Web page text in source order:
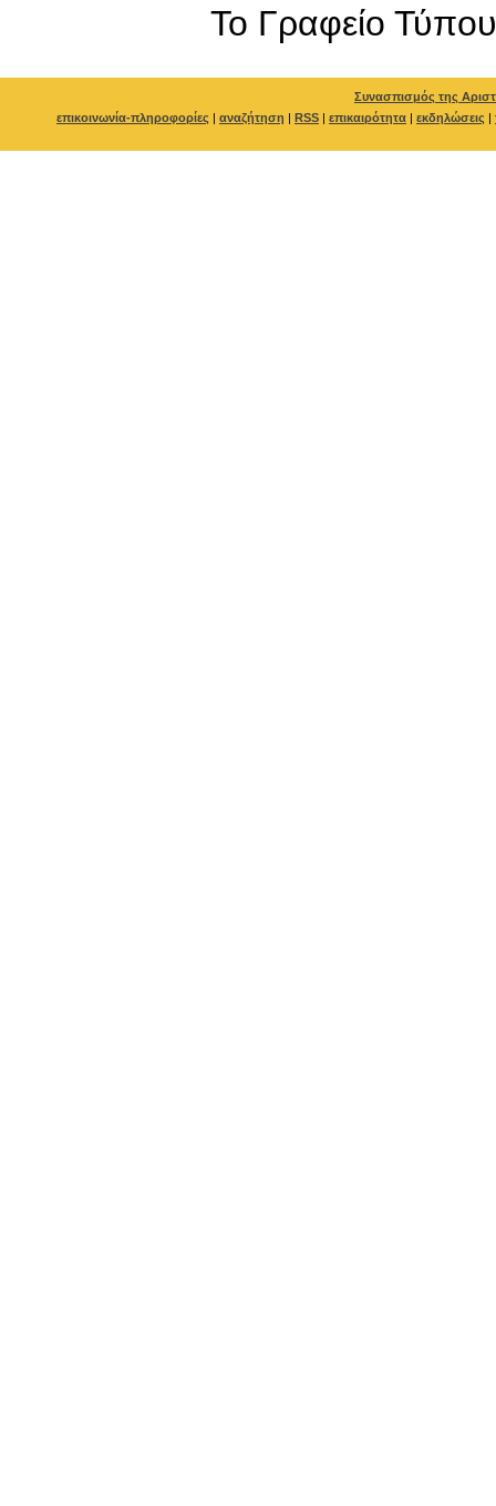
To Γραφείο Τύπου
Συνασπισμός της
επικοινωνία-πληροφορίες | αναζήτηση | RSS | επικαιρότητα | εκδηλώσεις |